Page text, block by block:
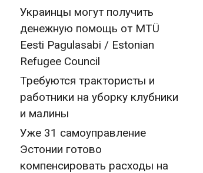
Украинцы могут получить
денежную помощь от MTÜ
Eesti Pagulasabi / Estonian
Refugee Council
Требуются трактористы и
работники на уборку клубники
и малины
Уже 31 самоуправление
Эстонии готово
компенсировать расходы на